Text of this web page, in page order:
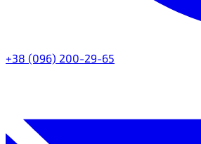
+38 (096) 200-29-65